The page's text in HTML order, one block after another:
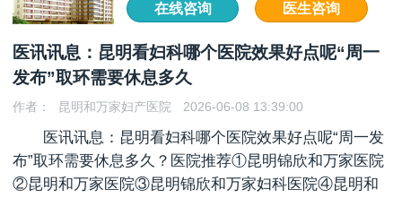
在线咨询 医生咨询
医讯讯息：昆明看妇科哪个医院效果好点呢“周一
发布”取环需要休息多久
作者： 昆明和万家妇产医院 2026-06-08 13:39:00
医讯讯息：昆明看妇科哪个医院效果好点呢“周一发
布”取环需要休息多久 ？医院推荐①昆明锦欣和万家医院
②昆明和万家医院③昆明锦欣和万家妇科医院④昆明和